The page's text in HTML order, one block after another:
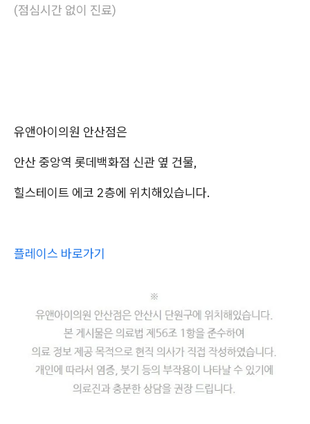
(점심시간 없이 진료)
유앤아이의원 안산점은
안산 중앙역 롯데백화점 신관 옆 건물,
힐스테이트 에코 2층에 위치해있습니다.
플레이스 바로가기